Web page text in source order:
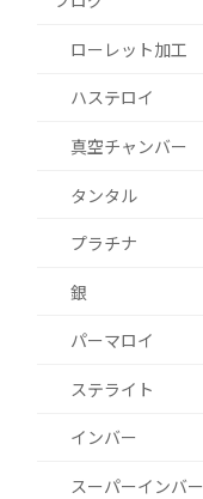
ローレット加工
ハステロイ
真空チャンバー
タンタル
プラチナ
銀
パーマロイ
ステライト
インバー
スーパーインバー